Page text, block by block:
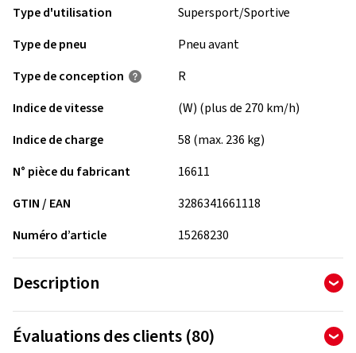
Type d'utilisation
Supersport/Sportive
Type de pneu
Pneu avant
Type de conception
R
Indice de vitesse
(W) (plus de 270 km/h)
Indice de charge
58 (max. 236 kg)
N° pièce du fabricant
16611
GTIN / EAN
3286341661118
Numéro d’article
15268230
Description
Bridgestone Battlax S22 - Pneu moto sport
Évaluations des clients (80)